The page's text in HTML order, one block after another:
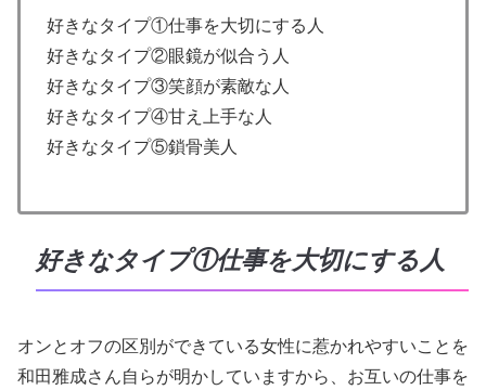
好きなタイプ①仕事を大切にする人
好きなタイプ②眼鏡が似合う人
好きなタイプ③笑顔が素敵な人
好きなタイプ④甘え上手な人
好きなタイプ⑤鎖骨美人
好きなタイプ①仕事を大切にする人
オンとオフの区別ができている女性に惹かれやすいことを
和田雅成さん自らが明かしていますから、お互いの仕事を